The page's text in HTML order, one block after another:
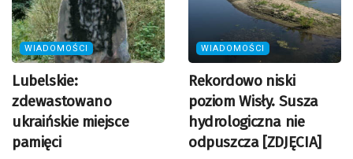
WIADOMOŚCI
Lubelskie:
zdewastowano
ukraińskie miejsce
pamięci
WIADOMOŚCI
Rekordowo niski
poziom Wisły. Susza
hydrologiczna nie
odpuszcza [ZDJĘCIA]